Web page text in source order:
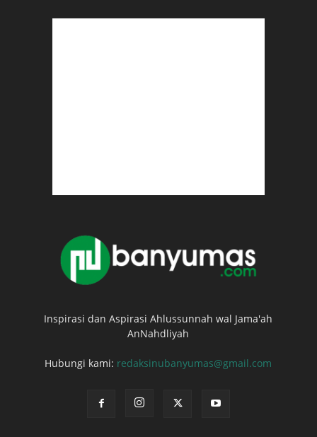
Inspirasi dan Aspirasi Ahlussunnah wal Jama'ah
AnNahdliyah
Hubungi kami: redaksinubanyumas@gmail.com